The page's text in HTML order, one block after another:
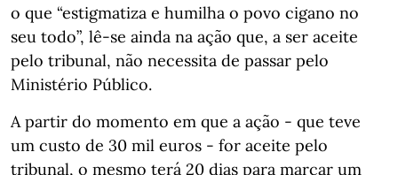
o que “estigmatiza e humilha o povo cigano no
seu todo”, lê-se ainda na ação que, a ser aceite
pelo tribunal, não necessita de passar pelo
Ministério Público.
A partir do momento em que a ação - que teve
um custo de 30 mil euros - for aceite pelo
tribunal, o mesmo terá 20 dias para marcar um